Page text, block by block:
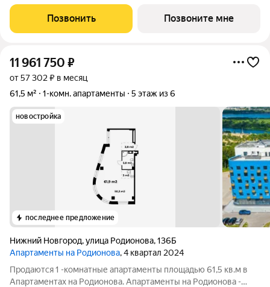
отмеченный архитектурной премией «Искусство строить».
Собственная благоустроенная
Позвонить Позвоните мне
11 961 750 ₽
от 57 302 ₽ в месяц
61,5 м²
1-комн. апартаменты 5 этаж из 6
новостройка
последнее предложение
Нижний Новгород,улица Родионова,136Б
Апартаменты на Родионова, 4 квартал 2024
Продаются 1 -комнатные апартаменты площадью 61,5 кв.м в
Апартаментах на Родионова. Апартаменты на Родионова -